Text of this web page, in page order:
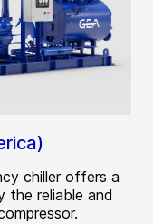
chiller offers a
reliable and